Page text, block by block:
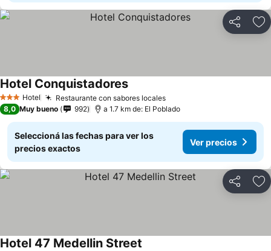
Compartir
3 Estrellas
Hotel Restaurante con sabores locales
Hotel Conquistadores
8,0 Muy bueno 992 a 1.7 km de: El Poblado
Seleccioná las fechas para ver los
precios exactos
Ver precios
Compartir
Hotel 47 Medellin Street